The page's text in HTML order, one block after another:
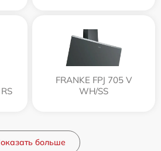
FRANKE FPJ 705 V
WH/SS
больше